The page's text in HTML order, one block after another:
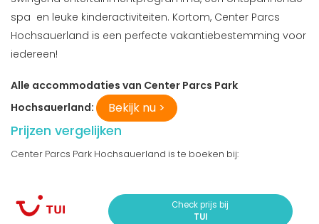
spa en leuke kinderactiviteiten. Kortom, Center Parcs
Hochsauerland is een perfecte vakantiebestemming voor
iedereen!
Alle accommodaties van Center Parcs Park
Hochsauerland:
Bekijk nu >
Prijzen vergelijken
Center Parcs Park Hochsauerland is te boeken bij:
Check prijs bij
TUI